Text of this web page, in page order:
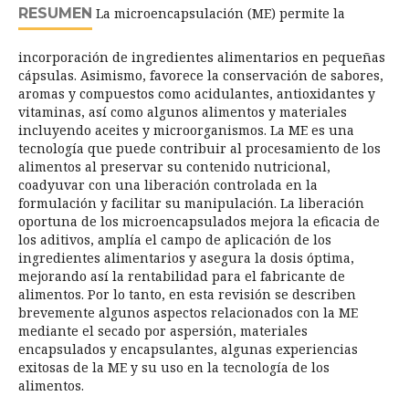
RESUMEN La microencapsulación (ME) permite la
incorporación de ingredientes alimentarios en pequeñas
cápsulas. Asimismo, favorece la conservación de sabores,
aromas y compuestos como acidulantes, antioxidantes y
vitaminas, así como algunos alimentos y materiales
incluyendo aceites y microorganismos. La ME es una
tecnología que puede contribuir al procesamiento de los
alimentos al preservar su contenido nutricional,
coadyuvar con una liberación controlada en la
formulación y facilitar su manipulación. La liberación
oportuna de los microencapsulados mejora la eficacia de
los aditivos, amplía el campo de aplicación de los
ingredientes alimentarios y asegura la dosis óptima,
mejorando así la rentabilidad para el fabricante de
alimentos. Por lo tanto, en esta revisión se describen
brevemente algunos aspectos relacionados con la ME
mediante el secado por aspersión, materiales
encapsulados y encapsulantes, algunas experiencias
exitosas de la ME y su uso en la tecnología de los
alimentos.